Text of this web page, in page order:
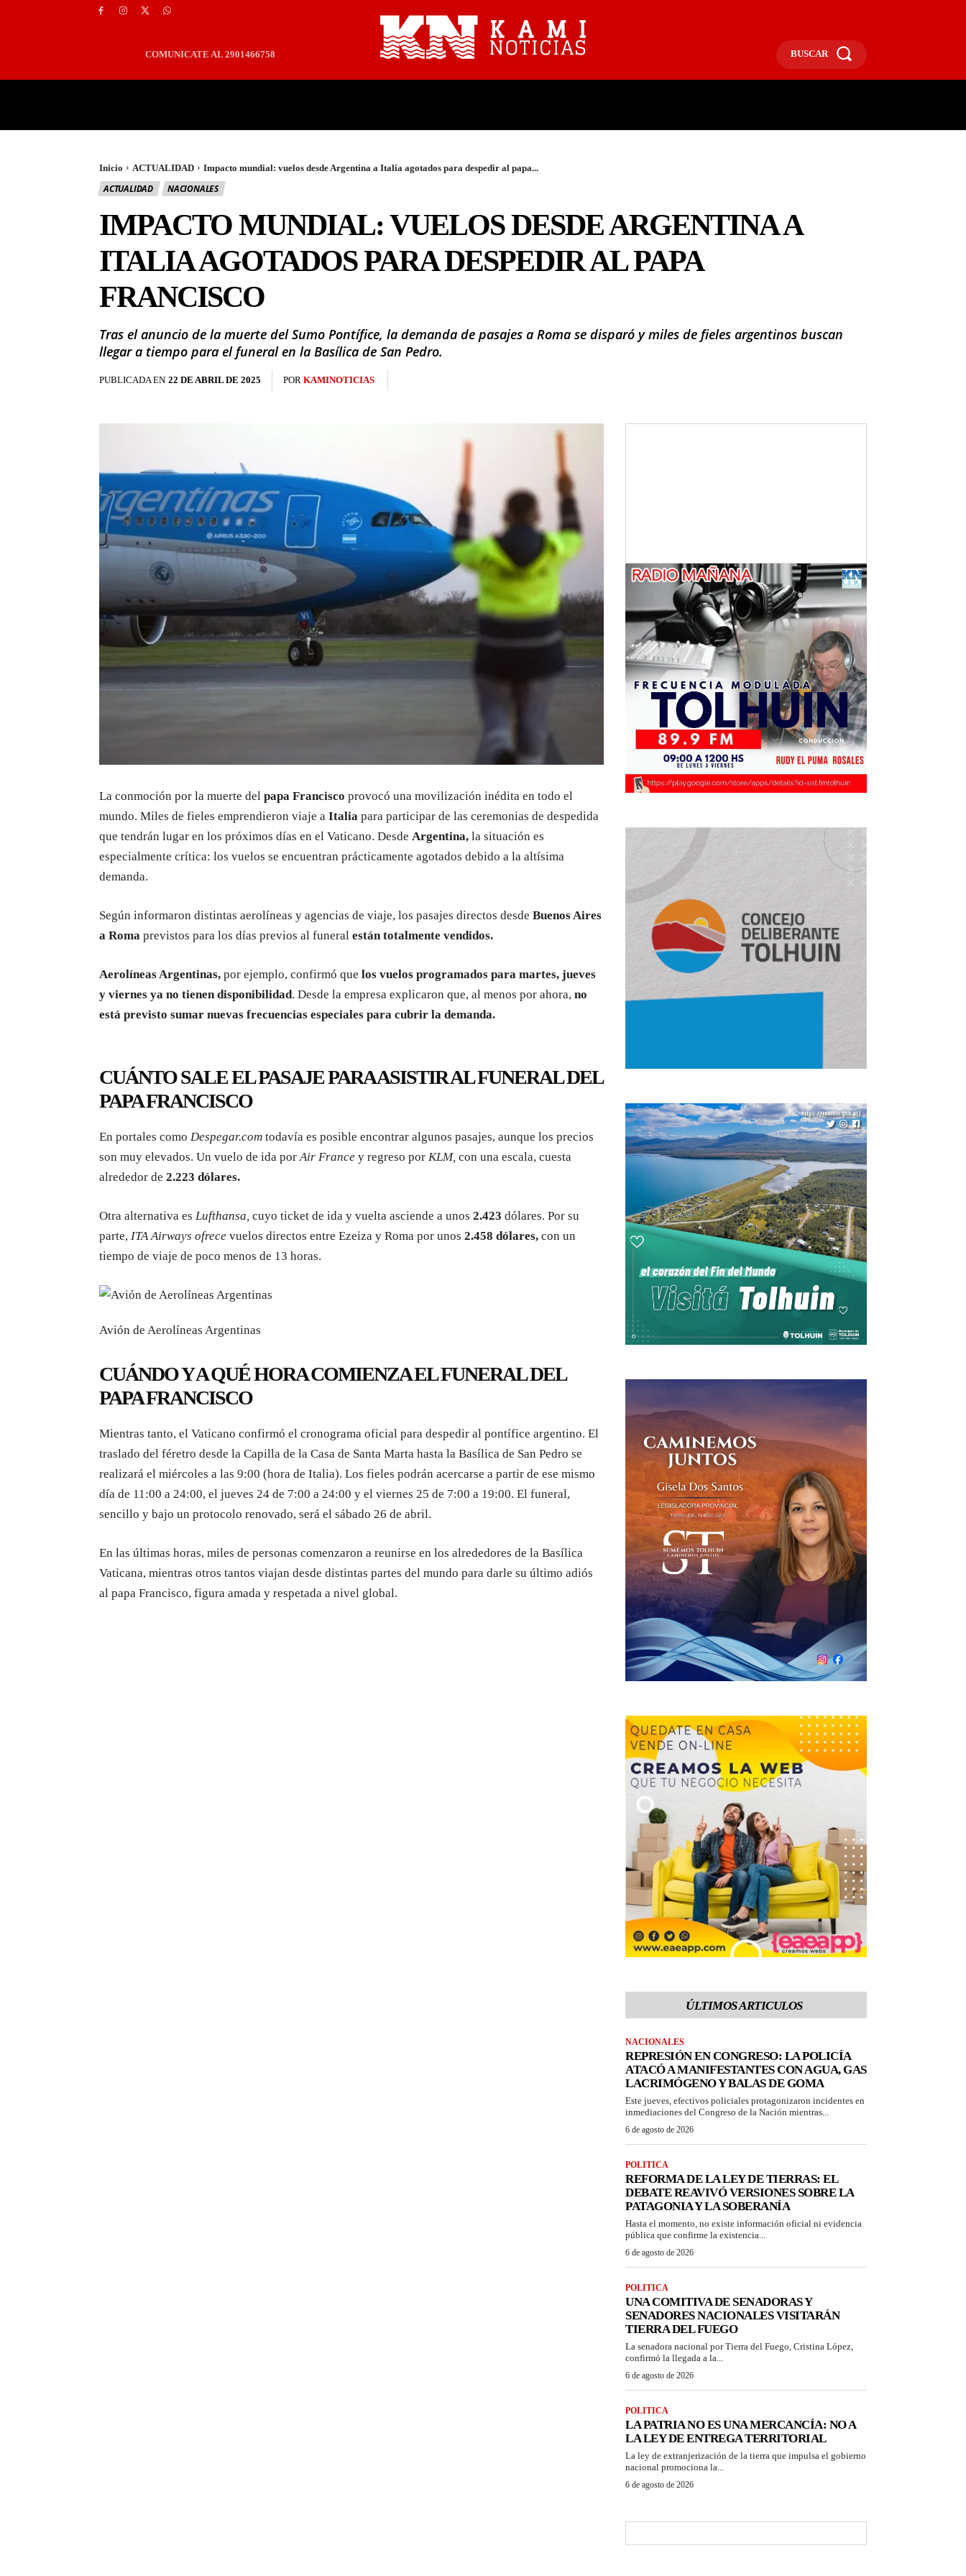
COMUNICATE AL 2901466758 BUSCAR
Inicio ACTUALIDAD Impacto mundial: vuelos desde Argentina a Italia agotados para despedir al papa...
ACTUALIDAD NACIONALES
IMPACTO MUNDIAL: VUELOS DESDE ARGENTINA A
ITALIA AGOTADOS PARA DESPEDIR AL PAPA
FRANCISCO
Tras el anuncio de la muerte del Sumo Pontífice, la demanda de pasajes a Roma se disparó y miles de fieles argentinos buscan
llegar a tiempo para el funeral en la Basílica de San Pedro.
PUBLICADA EN 22 DE ABRIL DE 2025 POR KAMINOTICIAS
La conmoción por la muerte del papa Francisco provocó una movilización inédita en todo el
mundo. Miles de fieles emprendieron viaje a Italia para participar de las ceremonias de despedida
que tendrán lugar en los próximos días en el Vaticano. Desde Argentina, la situación es
especialmente crítica: los vuelos se encuentran prácticamente agotados debido a la altísima
demanda.
Según informaron distintas aerolíneas y agencias de viaje, los pasajes directos desde Buenos Aires
a Roma previstos para los días previos al funeral están totalmente vendidos.
Aerolíneas Argentinas, por ejemplo, confirmó que los vuelos programados para martes, jueves
y viernes ya no tienen disponibilidad. Desde la empresa explicaron que, al menos por ahora, no
está previsto sumar nuevas frecuencias especiales para cubrir la demanda.
CUÁNTO SALE EL PASAJE PARA ASISTIR AL FUNERAL DEL
PAPA FRANCISCO
En portales como Despegar.com todavía es posible encontrar algunos pasajes, aunque los precios
son muy elevados. Un vuelo de ida porAir France y regreso por KLM, con una escala, cuesta
alrededor de 2.223 dólares.
Otra alternativa es Lufthansa, cuyo ticket de ida y vuelta asciende a unos 2.423 dólares. Por su
parte, ITA Airways ofrece vuelos directos entre Ezeiza y Roma por unos 2.458 dólares, con un
tiempo de viaje de poco menos de 13 horas.
Avión de Aerolíneas Argentinas
CUÁNDO Y A QUÉ HORA COMIENZA EL FUNERAL DEL
PAPA FRANCISCO
Mientras tanto, el Vaticano confirmó el cronograma oficial para despedir al pontífice argentino. El
traslado del féretro desde la Capilla de la Casa de Santa Marta hasta la Basílica de San Pedro se
realizará el miércoles a las 9:00 (hora de Italia). Los fieles podrán acercarse a partir de ese mismo
día de 11:00 a 24:00, el jueves 24 de 7:00 a 24:00 y el viernes 25 de 7:00 a 19:00. El funeral,
sencillo y bajo un protocolo renovado, será el sábado 26 de abril.
En las últimas horas, miles de personas comenzaron a reunirse en los alrededores de la Basílica
Vaticana, mientras otros tantos viajan desde distintas partes del mundo para darle su último adiós
al papa Francisco, figura amada y respetada a nivel global.
ÚLTIMOS ARTICULOS
NACIONALES
REPRESIÓN EN CONGRESO: LA POLICÍA
ATACÓ A MANIFESTANTES CON AGUA, GAS
LACRIMÓGENO Y BALAS DE GOMA
Este jueves, efectivos policiales protagonizaron incidentes en
inmediaciones del Congreso de la Nación mientras...
6 de agosto de 2026
POLITICA
REFORMA DE LA LEY DE TIERRAS: EL
DEBATE REAVIVÓ VERSIONES SOBRE LA
PATAGONIA Y LA SOBERANÍA
Hasta el momento, no existe información oficial ni evidencia
pública que confirme la existencia...
6 de agosto de 2026
POLITICA
UNA COMITIVA DE SENADORAS Y
SENADORES NACIONALES VISITARÁN
TIERRA DEL FUEGO
La senadora nacional por Tierra del Fuego, Cristina López,
confirmó la llegada a la...
6 de agosto de 2026
POLITICA
LA PATRIA NO ES UNA MERCANCÍA: NO A
LA LEY DE ENTREGA TERRITORIAL
La ley de extranjerización de la tierra que impulsa el gobierno
nacional promociona la...
6 de agosto de 2026